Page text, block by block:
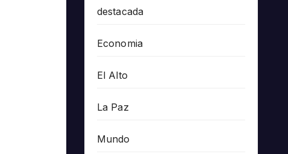
destacada
Economia
El Alto
La Paz
Mundo